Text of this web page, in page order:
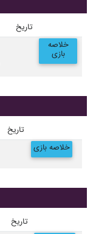
تاریخ
خلاصه
بازی
تاریخ
خلاصه بازی
تاریخ